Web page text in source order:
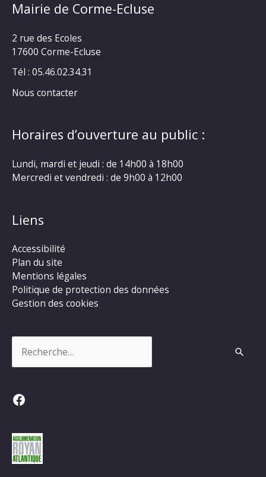
Mairie de Corme-Ecluse
2 rue des Ecoles
17600 Corme-Ecluse
Tél : 05.46.02.34.31
Nous contacter
Horaires d’ouverture au public :
Lundi, mardi et jeudi : de 14h00 à 18h00
Mercredi et vendredi : de 9h00 à 12h00
Liens
Accessibilité
Plan du site
Mentions légales
Politique de protection des données
Gestion des cookies
Facebook